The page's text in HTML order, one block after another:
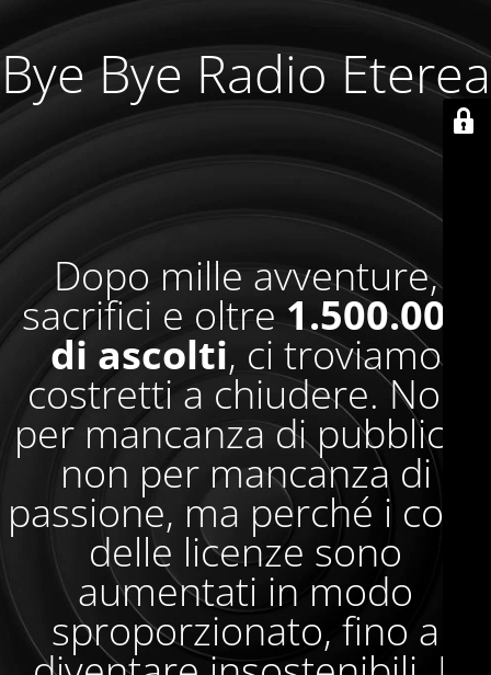
Bye Bye Radio Eterea
Dopo mille avventure,
sacrifici e oltre1.500.000
di ascolti, ci troviamo
costretti a chiudere. Non
per mancanza di pubblico,
non per mancanza di
passione, ma perché i costi
delle licenze sono
aumentati in modo
sproporzionato, fino a